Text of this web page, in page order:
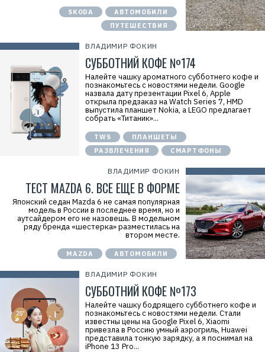
SKODA
АВТОМОБИЛИ
ПУТЕШЕСТВИЯ
ВЛАДИМИР ФОКИН
СУББОТНИЙ КОФЕ №174
Налейте чашку ароматного субботнего кофе и
познакомьтесь с новостями недели. Google
назвала дату презентации Pixel 6, Apple
открыла предзаказ на Watch Series 7, HMD
выпустила планшет Nokia, а LEGO предлагает
собрать «Титаник»...
TWS
ПЛАНШЕТЫ
РАЗВЛЕЧЕНИЯ
СМАРТФОНЫ
ВЛАДИМИР ФОКИН
ТЕСТ MAZDA 6. ВСЕ ЕЩЕ В ФОРМЕ
Японский седан Mazda 6 не самая популярная
модель в России в последнее время, но и
аутсайдером его не назовешь. В модельном
ряду бренда «шестерка» разместилась на
втором месте.
MAZDA АВТОМОБИЛИ
ВЛАДИМИР ФОКИН
СУББОТНИЙ КОФЕ №173
Налейте чашку бодрящего субботнего кофе и
познакомьтесь с новостями недели. Стали
известны цены на Google Pixel 6, Xiaomi
привезла в Россию умный аэрогриль, Huawei
представила тонкую зарядку, а я поснимал на
iPhone 13 Pro...
Р
е
к
а
.
E
r
i
d
=